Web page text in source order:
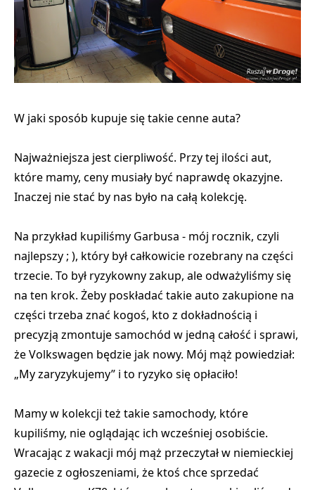
W jaki sposób kupuje się takie cenne auta?
Najważniejsza jest cierpliwość. Przy tej ilości aut,
które mamy, ceny musiały być naprawdę okazyjne.
Inaczej nie stać by nas było na całą kolekcję.
Na przykład kupiliśmy Garbusa - mój rocznik, czyli
najlepszy ; ), który był całkowicie rozebrany na części
trzecie. To był ryzykowny zakup, ale odważyliśmy się
na ten krok. Żeby poskładać takie auto zakupione na
części trzeba znać kogoś, kto z dokładnością i
precyzją zmontuje samochód w jedną całość i sprawi,
że Volkswagen będzie jak nowy. Mój mąż powiedział:
„My zaryzykujemy” i to ryzyko się opłaciło!
Mamy w kolekcji też takie samochody, które
kupiliśmy, nie oglądając ich wcześniej osobiście.
Wracając z wakacji mój mąż przeczytał w niemieckiej
gazecie z ogłoszeniami, że ktoś chce sprzedać